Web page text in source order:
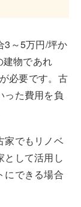
3～5万円/坪か
物であれ
必要です。古
った費用を負
家でもリノベ
として活用し
にできる場合